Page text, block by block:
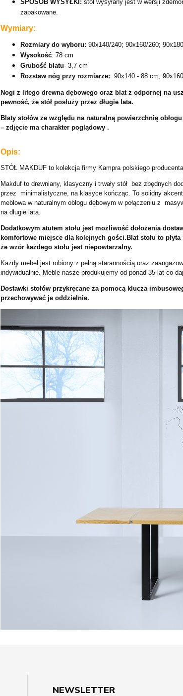
SPOSÓB WYSYŁKI: stół wysyłany jest w wersji
zapakowane.
Wymiary:
Rozmiary do wyboru: 90x140/240; 90x160/260;
Wysokość: 78 cm
Grubość blatu- 3,7 cm
Rozstaw nóg przy rozmiarze: 90x140 - 88 cm;
Nogi z litego drewna dębowego oraz blat z odpornej na
pewność, że stół posłuży przez długie lata.
Blaty stołów ze względu na naturalną powierzchnię
– zdjęcie ma charakter poglądowy .
Opis:
STÓŁ MAKDUF to kolekcja firmy Kampra polskiego
Makduf to drewniany, klasyczny i trwały stół bez zbędnych
przez minimalistyczne, na klasyce kończąc. To solidny
meblowa w naturalnym obłogu dębowym w połączeniu z
na długie lata.
Dodatkowym atutem stołu jest możliwość dołożenia
komfortowe miejsce dla kolejnych gości.Blat stołu to
że wzór każdego stołu jest niepowtarzalny.
Każdy mebel jest robiony z pełną starannością oraz
indywidualnie. Meble nasze produkujemy od ponad 35 lat co
Dostawki stołów przykręcane za pomocą klucza
przechowywać je oddzielnie.
NEWSLETTER